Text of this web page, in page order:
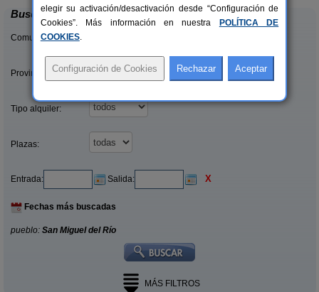
Buscar
Comunidades:
Provincias/Islas:
Tipo alquiler:
Plazas:
Entrada: Salida: X
Fechas más buscadas
pueblo: San Miguel del Río
MÁS FILTROS
elegir su activación/desactivación desde “Configuración de
Cookies”. Más información en nuestra
POLÍTICA DE
COOKIES.